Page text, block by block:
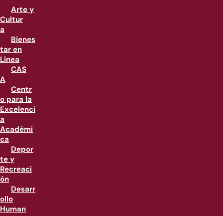
Arte y
Cultur
a
Bienes
tar en
Linea
CAS
A
Centr
o para la
Excelenci
a
Académi
ca
Depor
te y
Recreaci
ón
Desarr
ollo
Human